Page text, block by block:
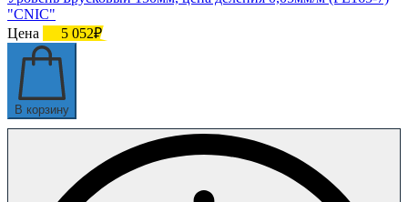
"CNIC"
Цена
5 052₽
В корзину